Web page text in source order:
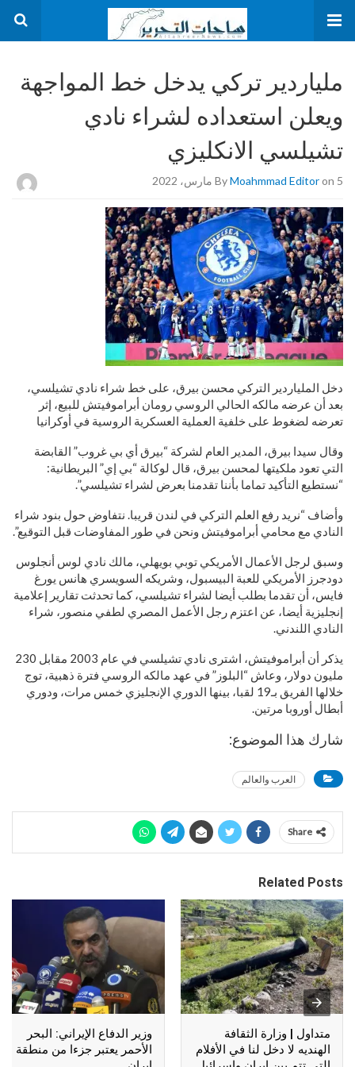
ملياردير تركي يدخل خط المواجهة
ويعلن استعداده لشراء نادي
تشيلسي الانكليزي
ByMoahmmad Editoron 5 مارس، 2022
دخل الملياردير التركي محسن بيرق، على خط شراء نادي تشيلسي،
بعد أن عرضه مالكه الحالي الروسي رومان أبراموفيتش للبيع، إثر
تعرضه لضغوط على خلفية العملية العسكرية الروسية في أوكرانيا
وقال سيدا بيرق، المدير العام لشركة “بيرق أي بي غروب” القابضة
التي تعود ملكيتها لمحسن بيرق، قال لوكالة “بي إي” البريطانية:
“نستطيع التأكيد تماما بأننا تقدمنا بعرض لشراء تشيلسي”.
وأضاف “نريد رفع العلم التركي في لندن قريبا. نتفاوض حول بنود شراء
النادي مع محامي أبراموفيتش ونحن في طور المفاوضات قبل التوقيع”.
وسبق لرجل الأعمال الأمريكي توبي بويهلي، مالك نادي لوس أنجلوس
دودجرز الأمريكي للعبة البيسبول، وشريكه السويسري هانس يورغ
فايس، أن تقدما بطلب أيضا لشراء تشيلسي، كما تحدثت تقارير إعلامية
إنجليزية أيضا، عن اعتزم رجل الأعمل المصري لطفي منصور، شراء
النادي اللندني.
يذكر أن أبراموفيتش، اشترى نادي تشيلسي في عام 2003 مقابل 230
مليون دولار، وعاش “البلوز” في عهد مالكه الروسي فترة ذهبية، توج
خلالها الفريق بـ19 لقبا، بينها الدوري الإنجليزي خمس مرات، ودوري
أبطال أوروبا مرتين.
شارك هذا الموضوع:
العرب والعالم
Share
Related Posts
متداول | وزارة الثقافة
الهنديه لا دخل لنا في الأفلام
وزير الدفاع الإيراني: البحر
الأحمر يعتبر جزءا من منطقة